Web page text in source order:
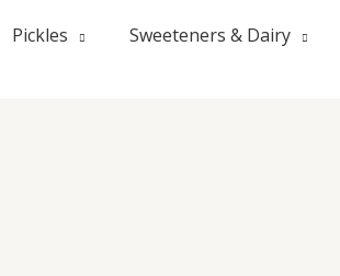
Pickles Sweeteners & Dairy